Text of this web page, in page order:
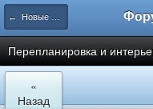
← Новые Водники
Перепланировка и
«
Назад